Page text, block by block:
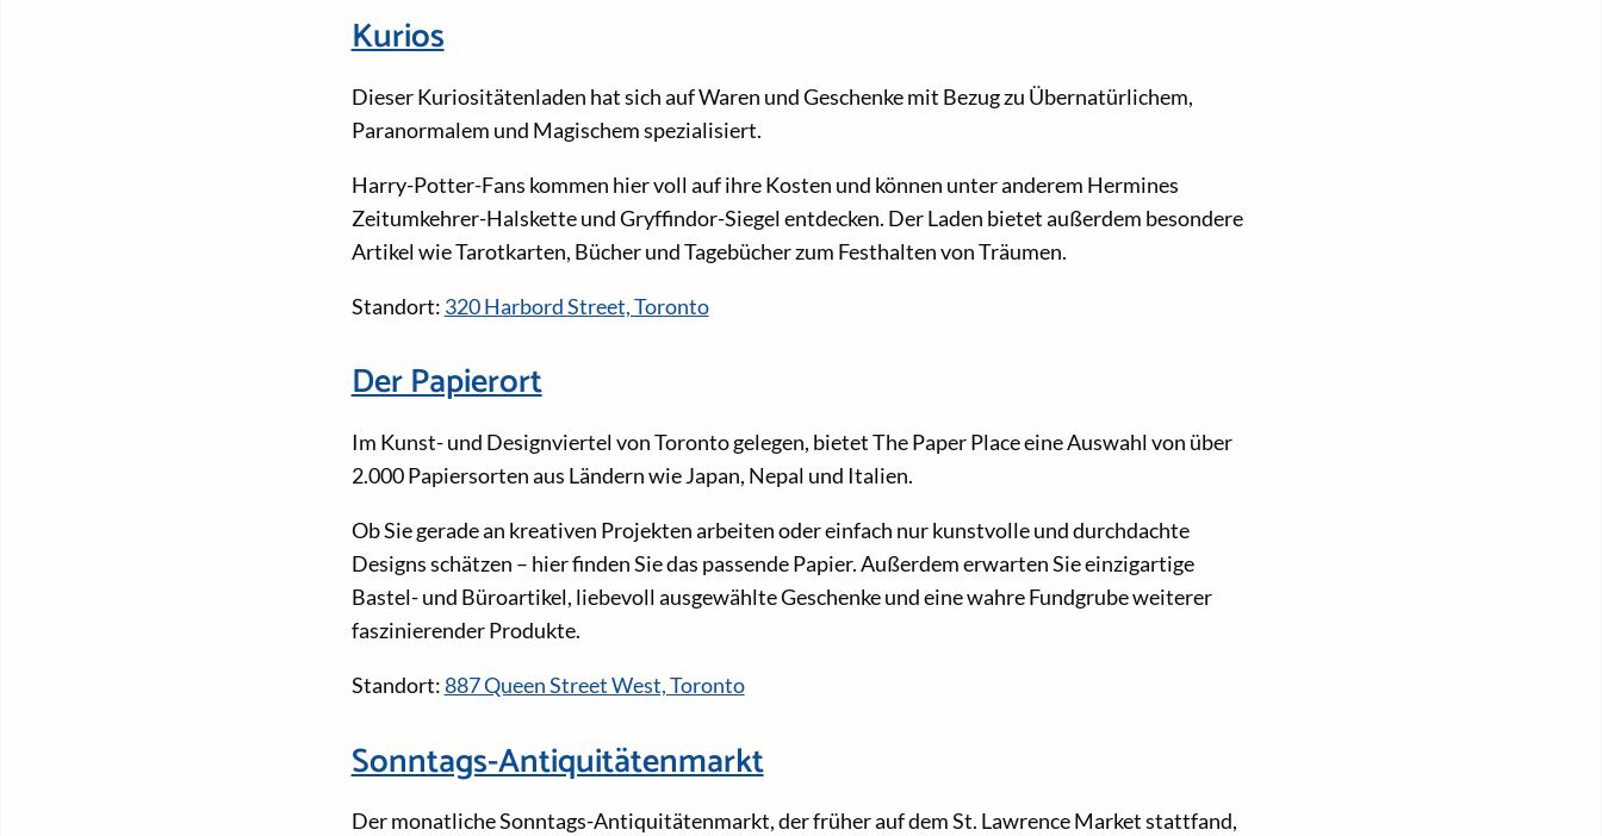
Kurios
Dieser Kuriositätenladen hat sich auf Waren und Geschenke mit Bezug zu Übernatürlichem,
Paranormalem und Magischem spezialisiert.
Harry-Potter-Fans kommen hier voll auf ihre Kosten und können unter anderem Hermines
Zeitumkehrer-Halskette und Gryffindor-Siegel entdecken. Der Laden bietet außerdem besondere
Artikel wie Tarotkarten, Bücher und Tagebücher zum Festhalten von Träumen.
Standort: 320 Harbord Street, Toronto
Der Papierort
Im Kunst- und Designviertel von Toronto gelegen, bietet The Paper Place eine Auswahl von über
2.000 Papiersorten aus Ländern wie Japan, Nepal und Italien.
Ob Sie gerade an kreativen Projekten arbeiten oder einfach nur kunstvolle und durchdachte
Designs schätzen – hier finden Sie das passende Papier. Außerdem erwarten Sie einzigartige
Bastel- und Büroartikel, liebevoll ausgewählte Geschenke und eine wahre Fundgrube weiterer
faszinierender Produkte.
Standort:887 Queen Street West, Toronto
Sonntags-Antiquitätenmarkt
Der monatliche Sonntags-Antiquitätenmarkt, der früher auf dem St. Lawrence Market stattfand,